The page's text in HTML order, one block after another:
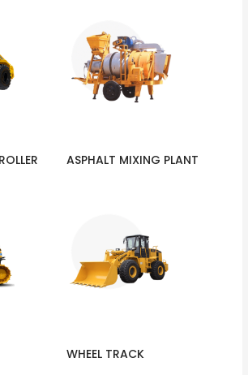
ASPHALT MIXING PLANT
WHEEL TRACK